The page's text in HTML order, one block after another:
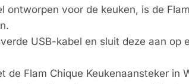
ontworpen voor de keuken, is de
USB-kabel en sluit deze aan
Flam Chique Keukenaansteker in